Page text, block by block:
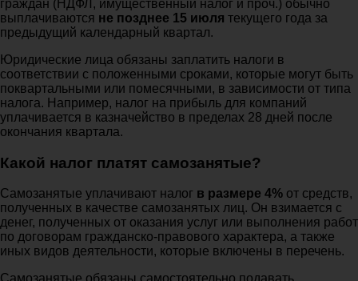
граждан (НДФЛ, имущественный налог и проч.) обычно
выплачиваются не позднее 15 июля текущего года за
предыдущий календарный квартал.
Юридические лица обязаны заплатить налоги в
соответствии с положенными сроками, которые могут быть
поквартальными или помесячными, в зависимости от типа
налога. Например, налог на прибыль для компаний
уплачивается в казначейство в пределах 28 дней после
окончания квартала.
Какой налог платят самозанятые?
Самозанятые уплачивают налог в размере 4% от средств,
полученных в качестве самозанятых лиц. Он взимается с
денег, полученных от оказания услуг или выполнения работ
по договорам гражданско-правового характера, а также
иных видов деятельности, которые включены в перечень.